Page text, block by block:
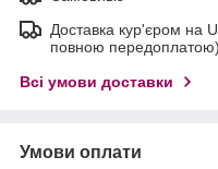
Доставка кур'єром на
повною передоплатою)
Всі умови доставки
Умови оплати